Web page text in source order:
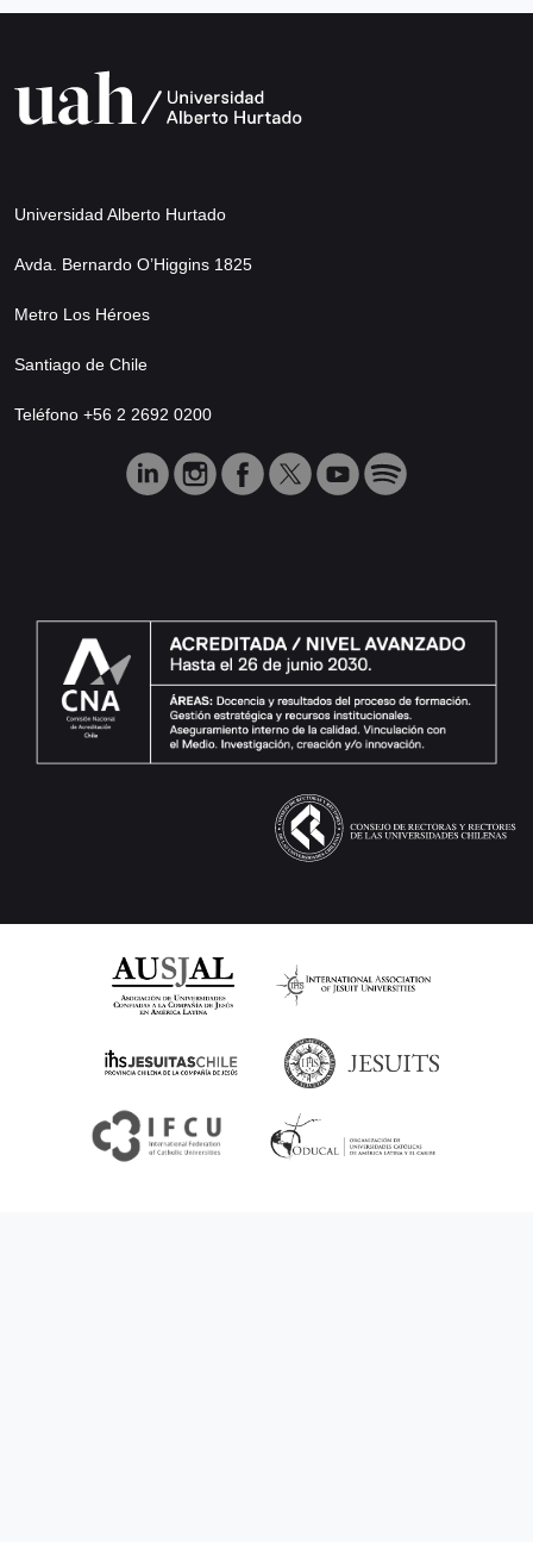
Universidad Alberto Hurtado
Avda. Bernardo O’Higgins 1825
Metro Los Héroes
Santiago de Chile
Teléfono +56 2 2692 0200